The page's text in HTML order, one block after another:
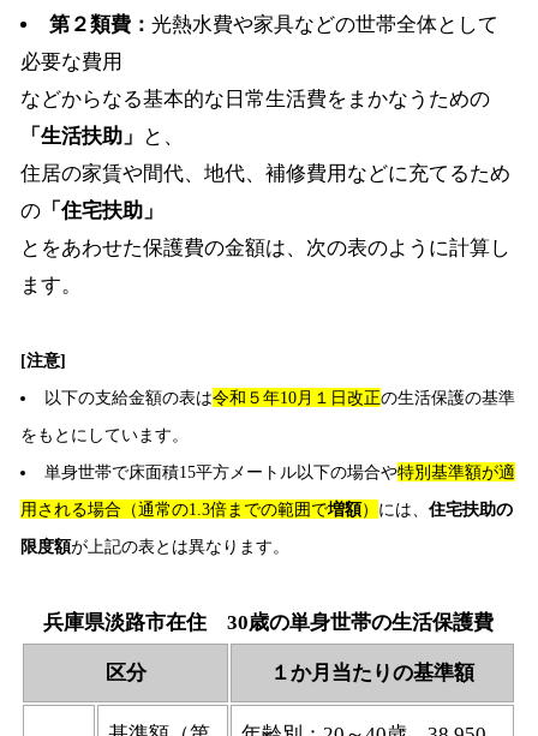
第２類費： 光熱水費や家具などの世帯全体として
必要な費用
などからなる基本的な日常生活費をまかなうための
「生活扶助」
と、
住居の家賃や間代、地代、補修費用などに充てるため
の 「住宅扶助」
とをあわせた保護費の金額は、次の表のように計算し
ます。
[注意]
以下の支給金額の表は令和５年10月１日改正の生活保護の基準
をもとにしています。
単身世帯で床面積15平方メートル以下の場合や特別基準額が適
用される場合（通常の1.3倍までの範囲で増額） には、住宅扶助の
限度額が上記の表とは異なります。
兵庫県淡路市在住 30歳の単身世帯の生活保護費
区分 １か月当たりの基準額